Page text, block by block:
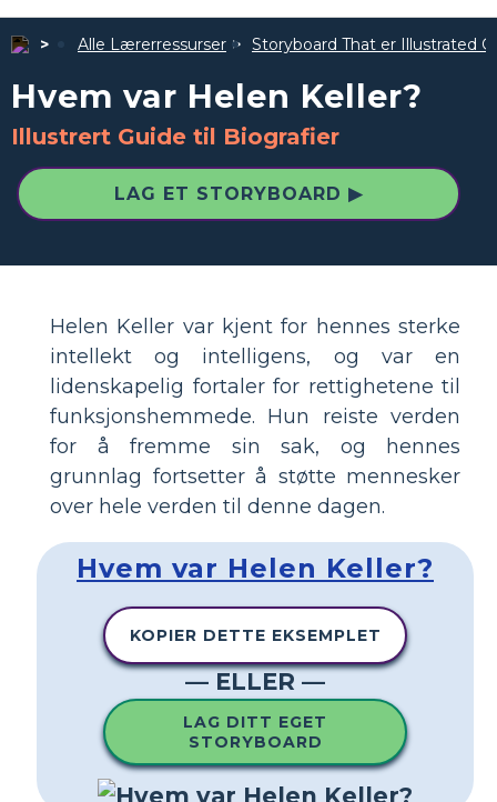
Alle Lærerressurser Storyboard That er Illustrated
Hvem var Helen Keller?
Illustrert Guide til Biografier
LAG ET STORYBOARD ▶
Helen Keller var kjent for hennes sterke
intellekt og intelligens, og var en
lidenskapelig fortaler for rettighetene til
funksjonshemmede. Hun reiste verden
for å fremme sin sak, og hennes
grunnlag fortsetter å støtte mennesker
over hele verden til denne dagen.
Hvem var Helen Keller?
KOPIER DETTE EKSEMPLET
— ELLER —
LAG DITT EGET
STORYBOARD